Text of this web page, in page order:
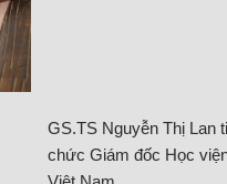
GS.TS Nguyễn Thị Lan
chức Giám đốc Học